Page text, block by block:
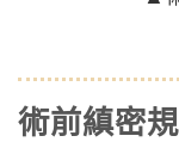
術前縝密